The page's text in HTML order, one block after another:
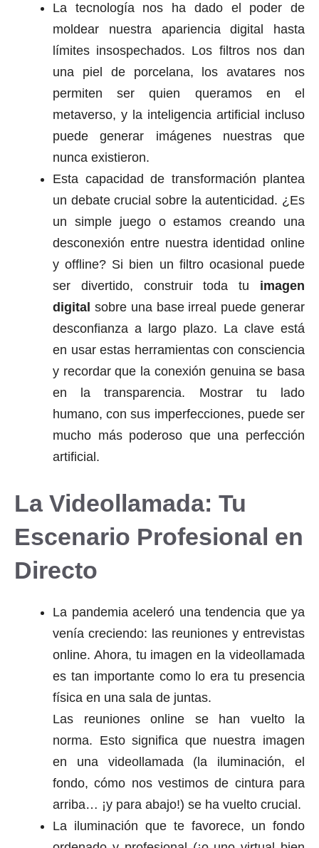
La tecnología nos ha dado el poder de
moldear nuestra apariencia digital hasta
límites insospechados. Los filtros nos dan
una piel de porcelana, los avatares nos
permiten ser quien queramos en el
metaverso, y la inteligencia artificial incluso
puede generar imágenes nuestras que
nunca existieron.
Esta capacidad de transformación plantea
un debate crucial sobre la autenticidad. ¿Es
un simple juego o estamos creando una
desconexión entre nuestra identidad online
y offline? Si bien un filtro ocasional puede
ser divertido, construir toda tu imagen
digital sobre una base irreal puede generar
desconfianza a largo plazo. La clave está
en usar estas herramientas con consciencia
y recordar que la conexión genuina se basa
en la transparencia. Mostrar tu lado
humano, con sus imperfecciones, puede ser
mucho más poderoso que una perfección
artificial.
La Videollamada: Tu
Escenario Profesional en
Directo
La pandemia aceleró una tendencia que ya
venía creciendo: las reuniones y entrevistas
online. Ahora, tu imagen en la videollamada
es tan importante como lo era tu presencia
física en una sala de juntas.
Las reuniones online se han vuelto la
norma. Esto significa que nuestra imagen
en una videollamada (la iluminación, el
fondo, cómo nos vestimos de cintura para
arriba… ¡y para abajo!) se ha vuelto crucial.
La iluminación que te favorece, un fondo